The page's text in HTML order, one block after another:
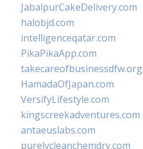
JabalpurCakeDelivery.com
halobjd.com
intelligenceqatar.com
PikaPikaApp.com
takecareofbusinessdfw.org
HamadaOfJapan.com
VersifyLifestyle.com
kingscreekadventures.com
antaeuslabs.com
purelycleanchemdry.com